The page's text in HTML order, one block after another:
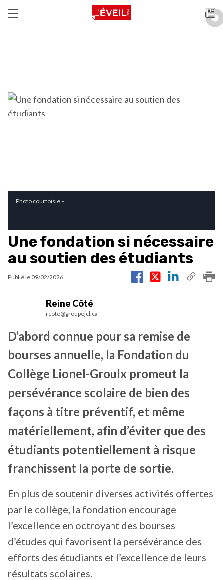
Photo courtoisie –
Une fondation si nécessaire
au soutien des étudiants
Publié le 09/02/2026
Reine Côté
rcote@groupejcl.ca
D’abord connue pour sa remise de
bourses annuelle, la Fondation du
Collège Lionel-Groulx promeut la
persévérance scolaire de bien des
façons à titre préventif, et même
matériellement, afin d’éviter que des
étudiants potentiellement à risque
franchissent la porte de sortie.
En plus de soutenir diverses activités offertes
par le collège, la fondation encourage
l’excellence en octroyant des bourses
d’études qui favorisent la persévérance des
efforts des étudiants et l’excellence de leurs
résultats scolaires.